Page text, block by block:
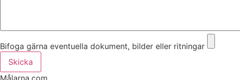
Bifoga gärna eventuella dokument, bilder eller ritningar
Skicka
Målarna.com